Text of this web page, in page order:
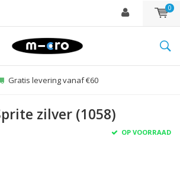
0
Gratis levering vanaf €60
zilver (1058)
OP VOORRAAD